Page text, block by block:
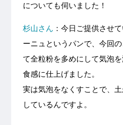
についても伺いました！
杉山さん ：今日ご提供させ
ーニュというパンで、今回
て全粒粉を多めにして気泡
食感に仕上げました。
実は気泡をなくすことで、
しているんですよ。